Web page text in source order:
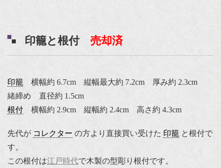
印籠と根付 売却済
印籠 横幅約 6.7cm 縦幅最大約 7.2cm 厚み約 2.3cm
緒締め 直径約 1.5cm
根付 横幅約 2.9cm 縦幅約 2.4cm 高さ約 4.3cm
先代が コレクター の方より直接買い受けた 印籠 と根付で
す。
この根付は江戸時代で木製の型彫り根付です。